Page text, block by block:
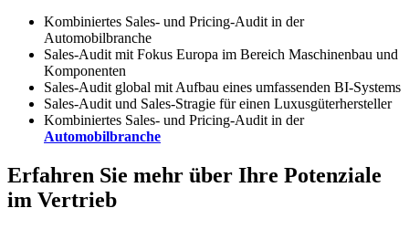
Kombiniertes Sales- und Pricing-Audit in der
Automobilbranche
Sales-Audit mit Fokus Europa im Bereich Maschinenbau und
Komponenten
Sales-Audit global mit Aufbau eines umfassenden BI-Systems
Sales-Audit und Sales-Stragie für einen Luxusgüterhersteller
Kombiniertes Sales- und Pricing-Audit in der
Automobilbranche
Erfahren Sie mehr über Ihre Potenziale
im Vertrieb